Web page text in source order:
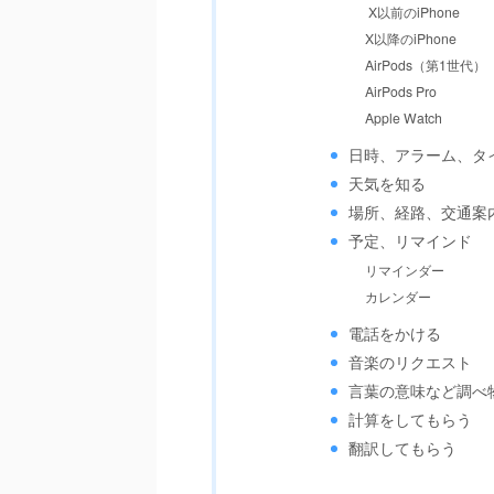
X以前のiPhone
X以降のiPhone
AirPods（第1世代）
AirPods Pro
Apple Watch
日時、アラーム、タ
天気を知る
場所、経路、交通案
予定、リマインド
リマインダー
カレンダー
電話をかける
音楽のリクエスト
言葉の意味など調べ
計算をしてもらう
翻訳してもらう